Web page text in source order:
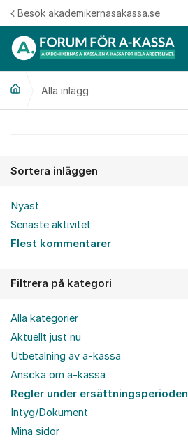
Hoppa till innehåll
Besök akademikernasakassa.se
Alla inlägg
Sortera inläggen
Nyast
Senaste aktivitet
Flest kommentarer
Filtrera på kategori
Alla kategorier
Aktuellt just nu
Utbetalning av a-kassa
Ansöka om a-kassa
Regler under ersättningsperioden
Intyg/Dokument
Mina sidor